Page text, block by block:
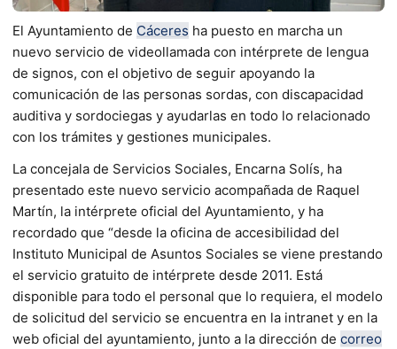
El Ayuntamiento de Cáceres ha puesto en marcha un
nuevo servicio de videollamada con intérprete de lengua
de signos, con el objetivo de seguir apoyando la
comunicación de las personas sordas, con discapacidad
auditiva y sordociegas y ayudarlas en todo lo relacionado
con los trámites y gestiones municipales.
La concejala de Servicios Sociales, Encarna Solís, ha
presentado este nuevo servicio acompañada de Raquel
Martín, la intérprete oficial del Ayuntamiento, y ha
recordado que “desde la oficina de accesibilidad del
Instituto Municipal de Asuntos Sociales se viene prestando
el servicio gratuito de intérprete desde 2011. Está
disponible para todo el personal que lo requiera, el modelo
de solicitud del servicio se encuentra en la intranet y en la
web oficial del ayuntamiento, junto a la dirección de correo